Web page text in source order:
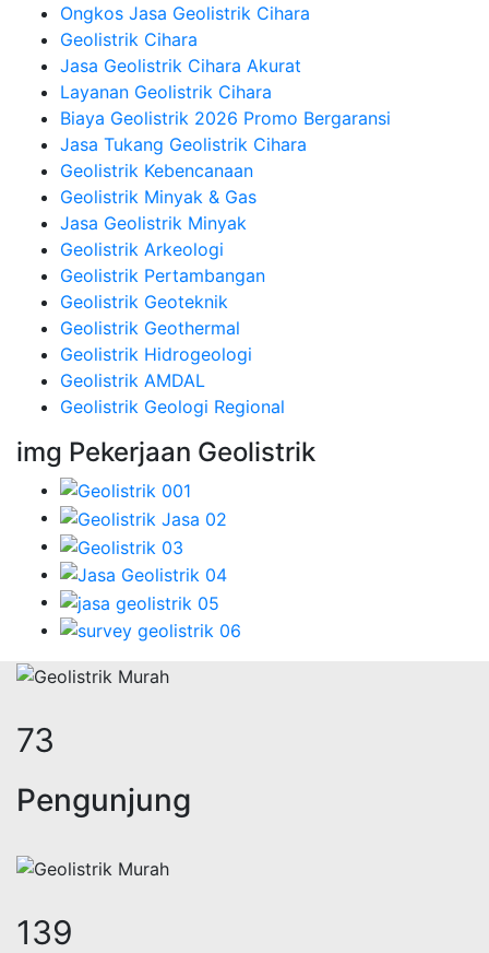
Ongkos Jasa Geolistrik Cihara
Geolistrik Cihara
Jasa Geolistrik Cihara Akurat
Layanan Geolistrik Cihara
Biaya Geolistrik 2026 Promo Bergaransi
Jasa Tukang Geolistrik Cihara
Geolistrik Kebencanaan
Geolistrik Minyak & Gas
Jasa Geolistrik Minyak
Geolistrik Arkeologi
Geolistrik Pertambangan
Geolistrik Geoteknik
Geolistrik Geothermal
Geolistrik Hidrogeologi
Geolistrik AMDAL
Geolistrik Geologi Regional
img Pekerjaan Geolistrik
91
Pengunjung
173